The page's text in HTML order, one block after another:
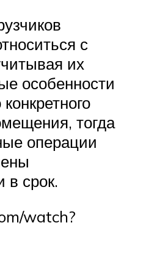
с
их
особенности
тогда
операции
в срок.
watch?